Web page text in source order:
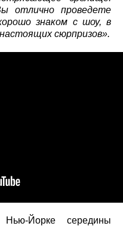
отлично проведете
знаком с шоу, в
сюрпризов».
Йорке середины